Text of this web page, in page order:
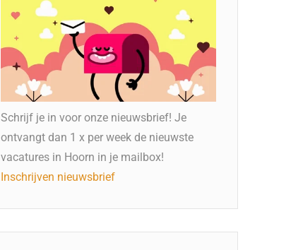
Schrijf je in voor onze nieuwsbrief! Je
ontvangt dan 1 x per week de nieuwste
vacatures in Hoorn in je mailbox!
Inschrijven nieuwsbrief